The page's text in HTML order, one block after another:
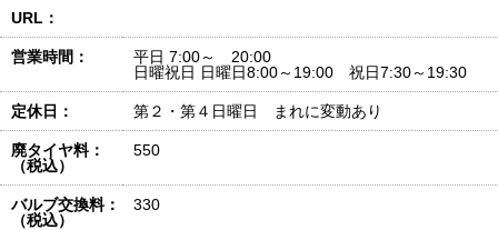
URL：
営業時間：
平日 7:00～ 20:00
日曜祝日 日曜日8:00～19:00 祝日7:30～19:30
定休日： 第２・第４日曜日 まれに変動あり
廃タイヤ料：
（税込）
550
バルブ交換料：
（税込）
330